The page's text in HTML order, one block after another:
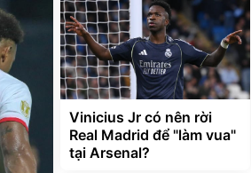
Vinicius Jr có nên rời
Real Madrid để "làm vua"
tại Arsenal?